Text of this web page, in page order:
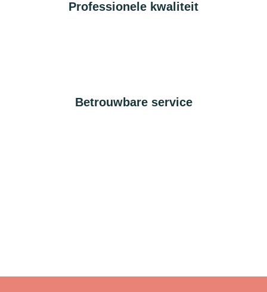
Professionele kwaliteit
Betrouwbare service